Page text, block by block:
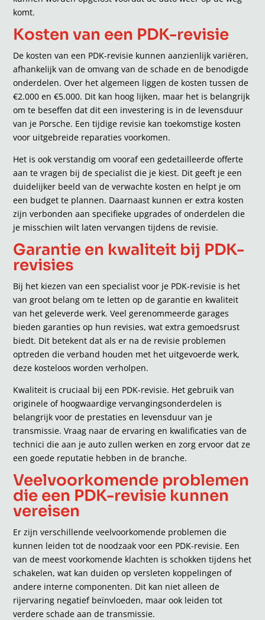
komt.
Kosten van een PDK-revisie
De kosten van een PDK-revisie kunnen aanzienlijk variëren,
afhankelijk van de omvang van de schade en de benodigde
onderdelen. Over het algemeen liggen de kosten tussen de
€2.000 en €5.000. Dit kan hoog lijken, maar het is belangrijk
om te beseffen dat dit een investering is in de levensduur
van je Porsche. Een tijdige revisie kan toekomstige kosten
voor uitgebreide reparaties voorkomen.
Het is ook verstandig om vooraf een gedetailleerde offerte
aan te vragen bij de specialist die je kiest. Dit geeft je een
duidelijker beeld van de verwachte kosten en helpt je om
een budget te plannen. Daarnaast kunnen er extra kosten
zijn verbonden aan specifieke upgrades of onderdelen die
je misschien wilt laten vervangen tijdens de revisie.
Garantie en kwaliteit bij PDK-
revisies
Bij het kiezen van een specialist voor je PDK-revisie is het
van groot belang om te letten op de garantie en kwaliteit
van het geleverde werk. Veel gerenommeerde garages
bieden garanties op hun revisies, wat extra gemoedsrust
biedt. Dit betekent dat als er na de revisie problemen
optreden die verband houden met het uitgevoerde werk,
deze kosteloos worden verholpen.
Kwaliteit is cruciaal bij een PDK-revisie. Het gebruik van
originele of hoogwaardige vervangingsonderdelen is
belangrijk voor de prestaties en levensduur van je
transmissie. Vraag naar de ervaring en kwalificaties van de
technici die aan je auto zullen werken en zorg ervoor dat ze
een goede reputatie hebben in de branche.
Veelvoorkomende problemen
die een PDK-revisie kunnen
vereisen
Er zijn verschillende veelvoorkomende problemen die
kunnen leiden tot de noodzaak voor een PDK-revisie. Een
van de meest voorkomende klachten is schokken tijdens het
schakelen, wat kan duiden op versleten koppelingen of
andere interne componenten. Dit kan niet alleen de
rijervaring negatief beïnvloeden, maar ook leiden tot
verdere schade aan de transmissie.